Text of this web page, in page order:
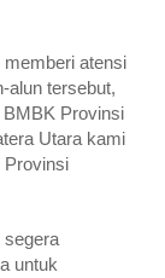
atensi
alun tersebut,
Provinsi
Utara kami
Provinsi
segera
untuk